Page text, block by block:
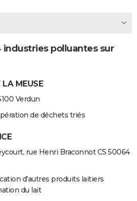
polluantes sur
LA MEUSE
Verdun
de déchets triés
rue Henri Braconnot CS 50064
d'autres produits laitiers
du lait